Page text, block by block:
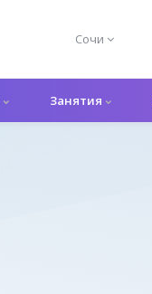
Сочи
Занятия